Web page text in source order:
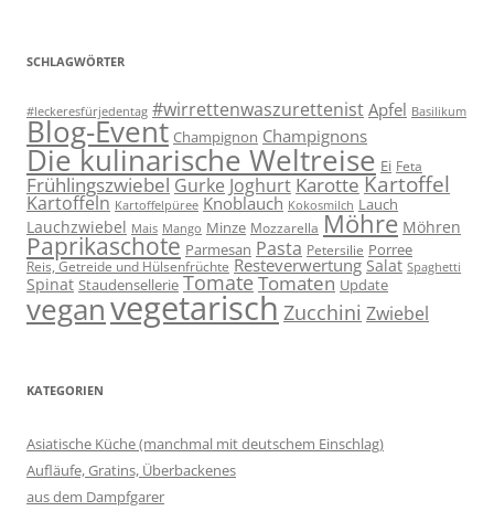
SCHLAGWÖRTER
#leckeresfürjedentag #wirrettenwaszurettenist Apfel Basilikum
Blog-Event Champignon Champignons
Die kulinarische Weltreise Ei Feta
Frühlingszwiebel Gurke Joghurt Karotte Kartoffel
Kartoffeln Kartoffelpüree Knoblauch Kokosmilch Lauch
Lauchzwiebel Mais Mango Minze Mozzarella Möhre Möhren
Paprikaschote Parmesan Pasta Petersilie Porree
Reis, Getreide und Hülsenfrüchte Resteverwertung Salat Spaghetti
Spinat Staudensellerie TomateTomaten Update
veganvegetarisch Zucchini Zwiebel
KATEGORIEN
Asiatische Küche (manchmal mit deutschem Einschlag)
Aufläufe, Gratins, Überbackenes
aus dem Dampfgarer